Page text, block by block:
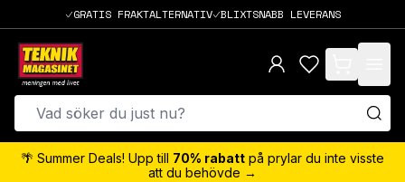
GRATIS FRAKTALTERNATIV BLIXTSNABB LEVERANS
items in cart,
🌴 Summer Deals! Upp till 70% rabatt på prylar du inte visste
att du behövde →